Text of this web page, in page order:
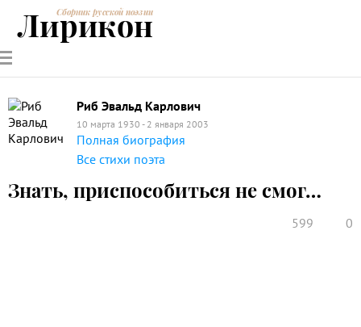
РУССКИЕ
ПОЭТЫ
СОВРЕМЕННИКИЭНЦИКЛОПЕДИЯ
ПОЭЗИИ
Сборник русской поэзии
Лирикон
Риб Эвальд Карлович
10 марта 1930 - 2 января 2003
Полная биография
Все стихи поэта
Знать, приспособиться не смог…
599 0